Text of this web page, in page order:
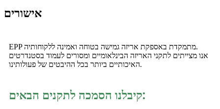
אישורים
EPP מתמקדת באספקת אריזה גמישה בטוחה ואמינה ללקוחותיה.
אנו מצייתים לתקני האריזה הבינלאומיים ומסורים לעמוד בסטנדרטים
האיכותיים ביותר בכל ההיבטים של פעולותינו.
קיבלנו הסמכה לתקנים הבאים: